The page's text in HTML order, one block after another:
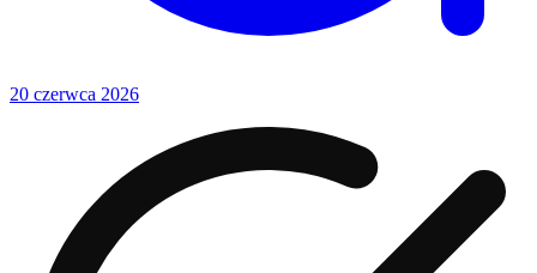
20 czerwca 2026